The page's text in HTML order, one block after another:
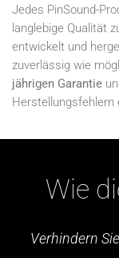
Jedes PinSound-
langlebige Qualität
entwickelt und
zuverlässig wie
jährigen Garantie
Herstellungsfehlern
Wie
Verhindern